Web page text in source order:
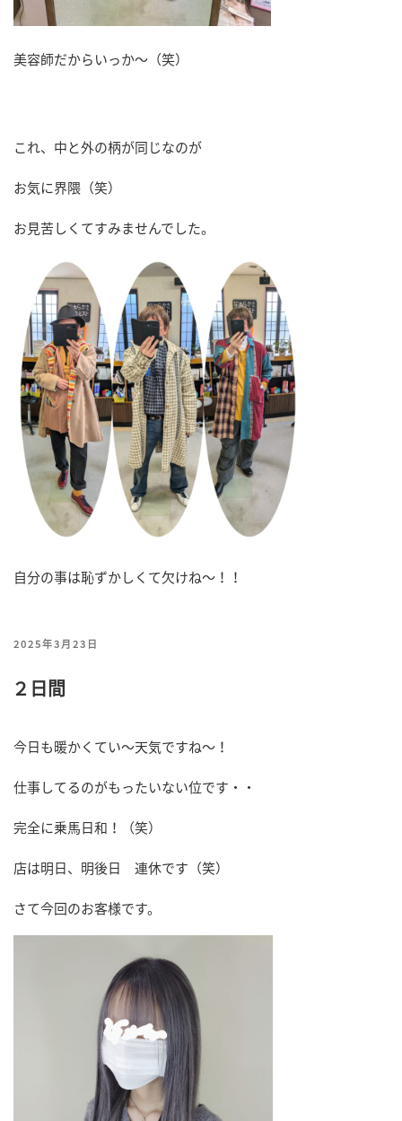
美容師だからいっか～（笑）
これ、中と外の柄が同じなのが
お気に界隈（笑）
お見苦しくてすみませんでした。
自分の事は恥ずかしくて欠けね～！！
投
日:
2025年3月23日
２日間
今日も暖かくてい～天気ですね～！
仕事してるのがもったいない位です・・
完全に乗馬日和！（笑）
店は明日、明後日 連休です（笑）
さて今回のお客様です。